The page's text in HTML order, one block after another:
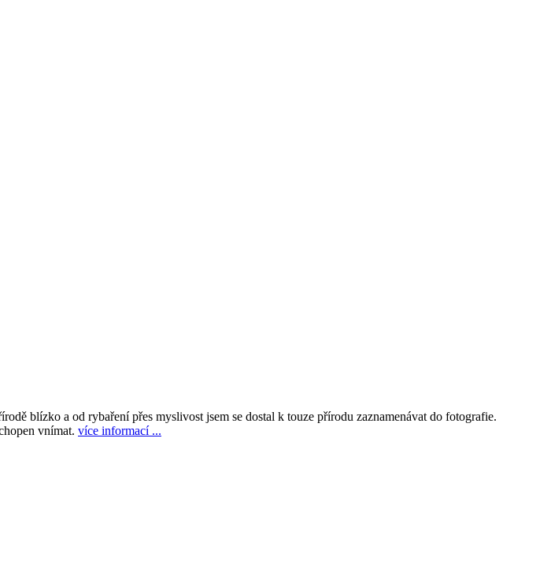
blízko a od rybaření přes myslivost jsem se dostal k touze přírodu zaznamenávat do fotografie.
vnímat. více informací ...